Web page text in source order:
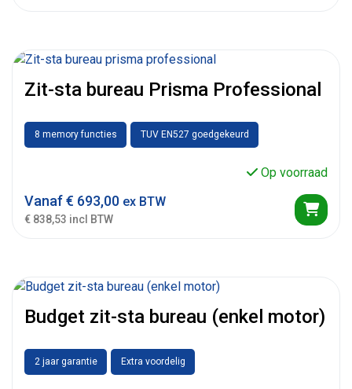
Zit-sta bureau Prisma Professional
8 memory functies TUV EN527 goedgekeurd
Op voorraad
Vanaf€ 693,00 ex BTW
€ 838,53 incl BTW
Budget zit-sta bureau (enkel motor)
2 jaar garantie Extra voordelig